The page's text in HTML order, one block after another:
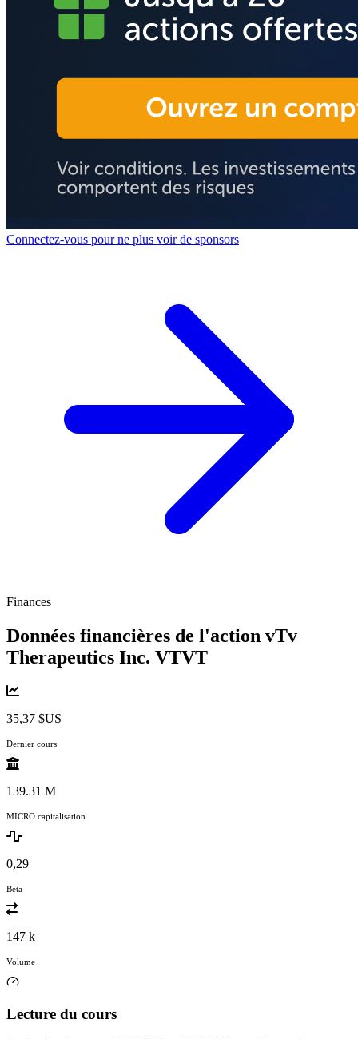
Connectez-vous pour ne plus voir de sponsors
Finances
Données financières de l'action vTv
Therapeutics Inc. VTVT
35,37 $US
Dernier cours
139.31 M
MICRO capitalisation
0,29
Beta
147 k
Volume
Lecture du cours